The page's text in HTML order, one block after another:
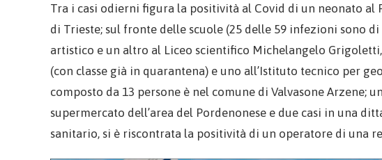
Tra i casi odierni figura la positività al Covid di un neonato al
di Trieste; sul fronte delle scuole (25 delle 59 infezioni sono
artistico e un altro al Liceo scientifico Michelangelo
(con classe già in quarantena) e uno all’Istituto tecnico per
composto da 13 persone è nel comune di Valvasone Arzene;
supermercato dell’area del Pordenonese e due casi in una
sanitario, si è riscontrata la positività di un operatore di una